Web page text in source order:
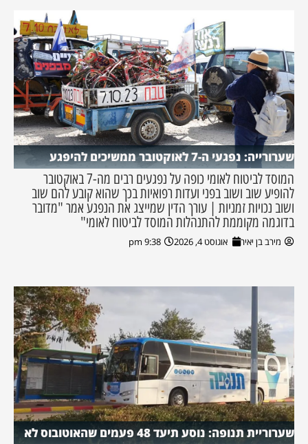
שערורייה: נפגעי ה-7 לאוקטובר ממשיכים להיפגע
המוסד לביטוח לאומי כופה על נפגעים רבים מה-7 באוקטובר
להופיע שוב ושוב בפני ועדות רפואיות בכך שהוא קובע להם שוב
ושוב נכויות זמניות | עורך הדין שמייצג את הנפגע אמר "מדובר
בדוגמה מקוממת להתנהלות המוסד לביטוח לאומי"
מירב בן יאיר אוגוסט 4, 2026 9:38 pm
שערוריית תנופה: נוסע תיעד 48 פעמים שהאוטובוס לא